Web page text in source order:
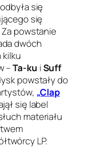
się
się
Za powstanie
dwóch
–Ta-ku iSuff
powstały do
„Clap
się label
materiału
LP.